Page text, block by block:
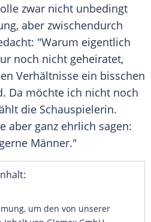
zwar nicht unbedingt
, aber zwischendurch
"Warum eigentlich
noch nicht geheiratet,
Verhältnisse ein bisschen
Da möchte ich nicht noch
die Schauspielerin.
aber ganz ehrlich sagen:
Männer."
um den von unserer